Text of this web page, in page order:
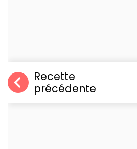
Recette
précédente